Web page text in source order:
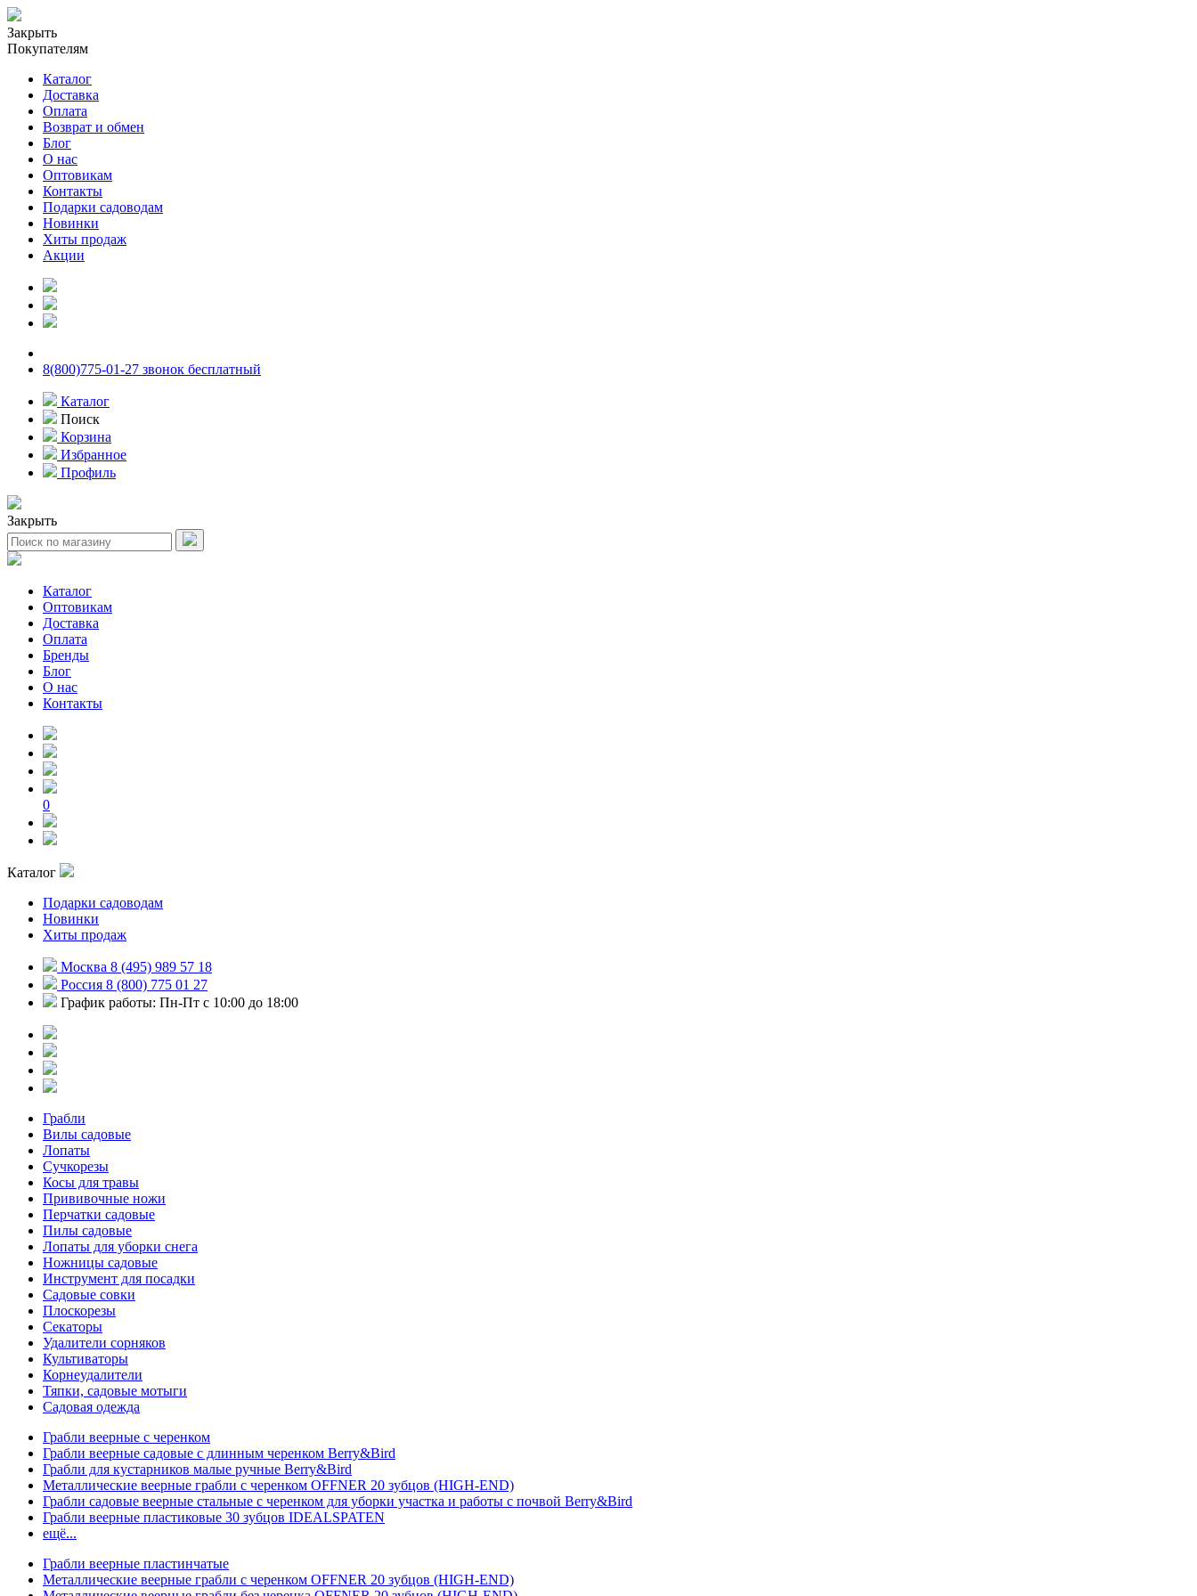
Закрыть
Покупателям
Каталог
Доставка
Оплата
Возврат и обмен
Блог
О нас
Оптовикам
Контакты
Подарки садоводам
Новинки
Хиты продаж
Акции
8(800)775-01-27 звонок бесплатный
Каталог
Поиск
Корзина
Избранное
Профиль
Закрыть
Каталог
Оптовикам
Доставка
Оплата
Бренды
Блог
О нас
Контакты
0
Каталог
Подарки садоводам
Новинки
Хиты продаж
Москва 8 (495) 989 57 18
Россия 8 (800) 775 01 27
График работы: Пн-Пт с 10:00 до 18:00
Грабли
Вилы садовые
Лопаты
Сучкорезы
Косы для травы
Прививочные ножи
Перчатки садовые
Пилы садовые
Лопаты для уборки снега
Ножницы садовые
Инструмент для посадки
Садовые совки
Плоскорезы
Секаторы
Удалители сорняков
Культиваторы
Корнеудалители
Тяпки, садовые мотыги
Садовая одежда
Грабли веерные с черенком
Грабли веерные садовые с длинным черенком Berry&Bird
Грабли для кустарников малые ручные Berry&Bird
Металлические веерные грабли с черенком OFFNER 20 зубцов (HIGH-END)
Грабли садовые веерные стальные с черенком для уборки участка и работы с почвой Berry&Bird
Грабли веерные пластиковые 30 зубцов IDEALSPATEN
ещё...
Грабли веерные пластинчатые
Металлические веерные грабли с черенком OFFNER 20 зубцов (HIGH-END)